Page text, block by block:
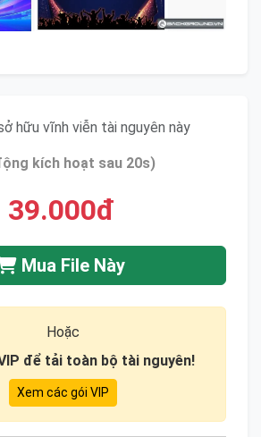
hữu vĩnh viễn tài nguyên này
kích hoạt sau 20s)
39.000đ
Mua File Này
Hoặc
để tải toàn bộ tài nguyên!
Xem các gói VIP